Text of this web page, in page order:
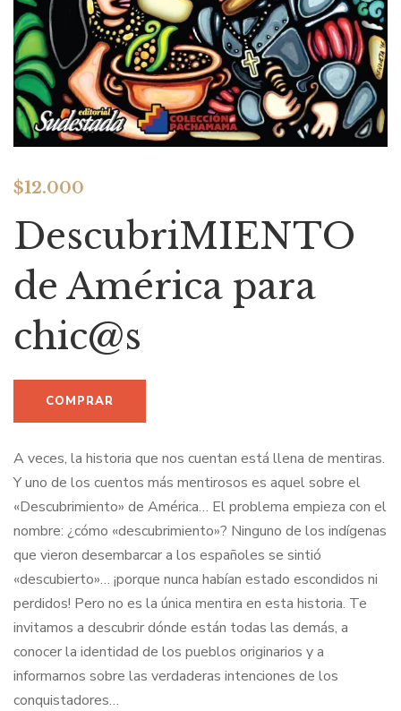
$12.000
DescubriMIENTO
de América para
chic@s
A veces, la historia que nos cuentan está llena de mentiras.
Y uno de los cuentos más mentirosos es aquel sobre el
«Descubrimiento» de América… El problema empieza con el
nombre: ¿cómo «descubrimiento»? Ninguno de los indígenas
que vieron desembarcar a los españoles se sintió
«descubierto»… ¡porque nunca habían estado escondidos ni
perdidos! Pero no es la única mentira en esta historia. Te
invitamos a descubrir dónde están todas las demás, a
conocer la identidad de los pueblos originarios y a
informarnos sobre las verdaderas intenciones de los
conquistadores…